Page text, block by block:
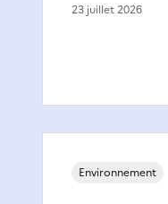
23 juillet 2026
Environnement